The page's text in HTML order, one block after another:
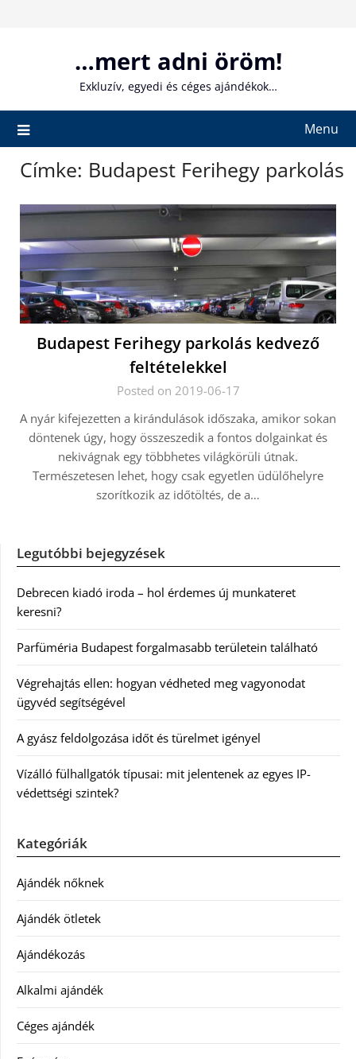
…mert adni öröm!
Exkluzív, egyedi és céges ajándékok…
Menu
Címke: Budapest Ferihegy parkolás
Budapest Ferihegy parkolás kedvező
feltételekkel
Posted on 2019-06-17
A nyár kifejezetten a kirándulások időszaka, amikor sokan
döntenek úgy, hogy összeszedik a fontos dolgainkat és
nekivágnak egy többhetes világkörüli útnak.
Természetesen lehet, hogy csak egyetlen üdülőhelyre
szorítkozik az időtöltés, de a…
Legutóbbi bejegyzések
Debrecen kiadó iroda – hol érdemes új munkateret
keresni?
Parfüméria Budapest forgalmasabb területein található
Végrehajtás ellen: hogyan védheted meg vagyonodat
ügyvéd segítségével
A gyász feldolgozása időt és türelmet igényel
Vízálló fülhallgatók típusai: mit jelentenek az egyes IP-
védettségi szintek?
Kategóriák
Ajándék nőknek
Ajándék ötletek
Ajándékozás
Alkalmi ajándék
Céges ajándék